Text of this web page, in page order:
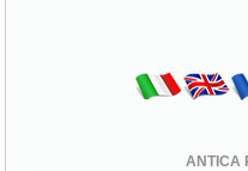
ANTICA